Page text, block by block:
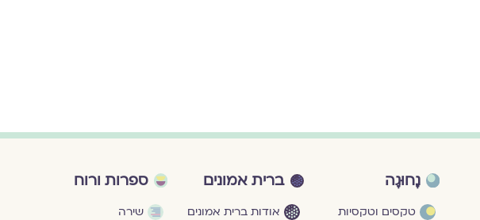
נָחוּגָה
טקסים וטקסיות
ברית אמונים
אודות ברית אמונים
ספרות ורוח
שירה